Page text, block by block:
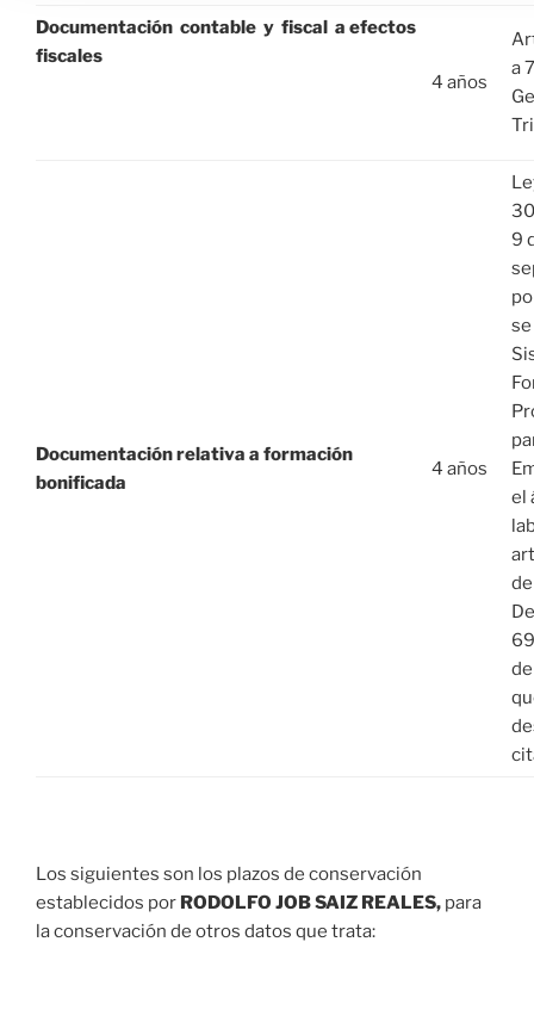
Documentación contable y fiscal a efectos
fiscales
4 años
a
Documentación relativa a formación
bonificada
4 años
9
el
Los siguientes son los plazos de conservación
establecidos por RODOLFO JOB SAIZ REALES, para
la conservación de otros datos que trata: